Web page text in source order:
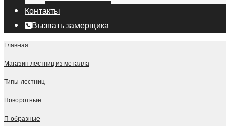
Контакты
Вызвать замерщика
Главная
|
Магазин лестниц из металла
|
Типы лестниц
|
Поворотные
|
П-образные